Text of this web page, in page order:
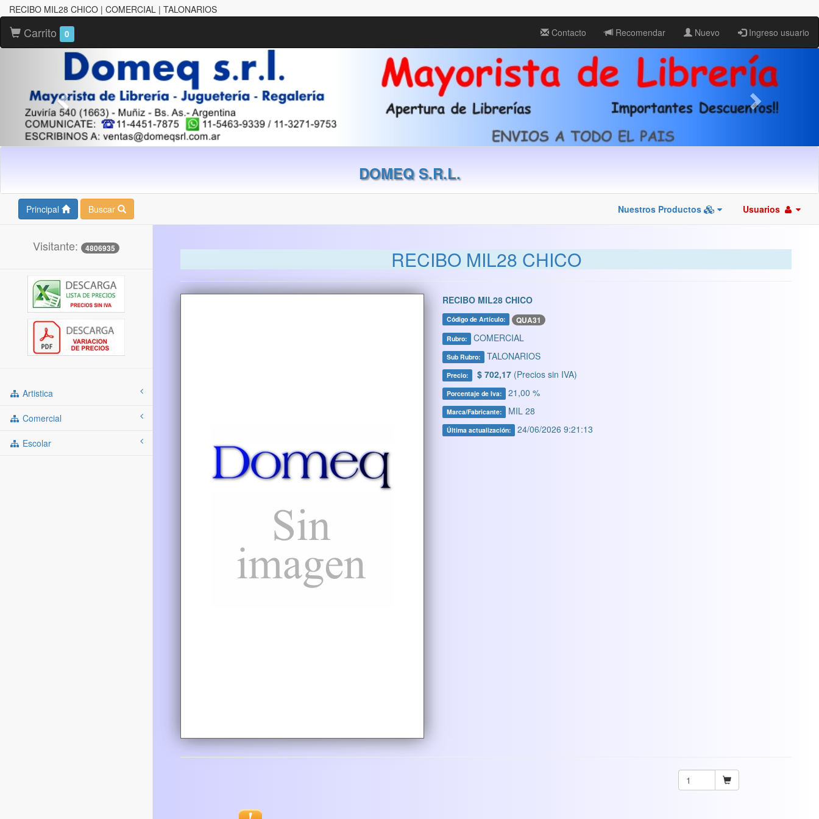
RECIBO MIL28 CHICO | COMERCIAL | TALONARIOS
Carrito 0 Contacto Recomendar Nuevo Ingreso usuario
DOMEQ S.R.L.
Principal Buscar Nuestros Productos Usuarios
Visitante: 4806935
Artistica
Comercial
Escolar
RECIBO MIL28 CHICO
RECIBO MIL28 CHICO
Código de Artículo: QUA31
Rubro: COMERCIAL
Sub Rubro: TALONARIOS
Precio: $ 702,17 (Precios sin IVA)
Porcentaje de Iva: 21,00 %
Marca/Fabricante: MIL 28
Última actualización: 24/06/2026 9:21:13